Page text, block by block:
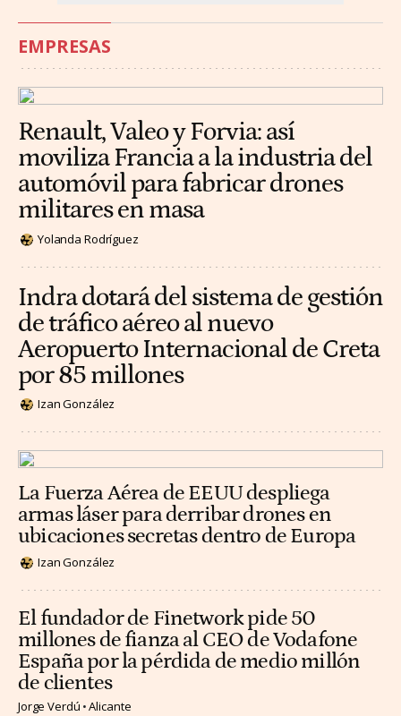
EMPRESAS
Renault, Valeo y Forvia: así
moviliza Francia a la industria del
automóvil para fabricar drones
militares en masa
Yolanda Rodríguez
Indra dotará del sistema de gestión
de tráfico aéreo al nuevo
Aeropuerto Internacional de Creta
por 85 millones
Izan González
La Fuerza Aérea de EEUU despliega
armas láser para derribar drones en
ubicaciones secretas dentro de Europa
Izan González
El fundador de Finetwork pide 50
millones de fianza al CEO de Vodafone
España por la pérdida de medio millón
de clientes
Jorge Verdú Alicante